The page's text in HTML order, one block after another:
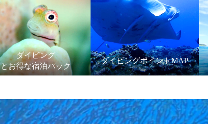
ダイビング
とお得な宿泊パック
ダイビングポイントMAP